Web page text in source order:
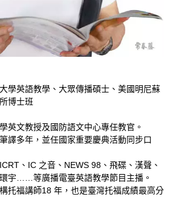
學英語教學、大眾傳播碩士、美國明尼蘇
博士班
英文教授及國防語文中心專任教官。
譯多年，並任國家重要慶典活動同步口
、IC 之音、NEWS 98、飛碟、漢聲、
宇……等廣播電臺英語教學節目主播。
托福講師18 年，也是臺灣托福成績最高分